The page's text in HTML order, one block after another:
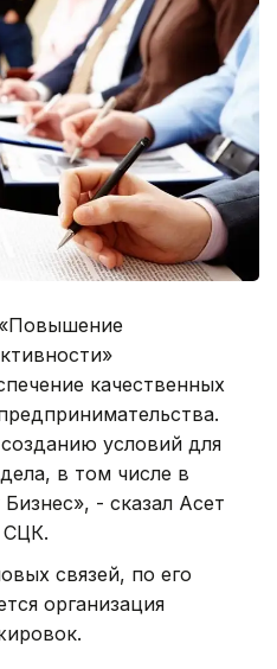
качественных
условий для
в том числе в
- сказал Асет
СЦК.
связей, по его
организация